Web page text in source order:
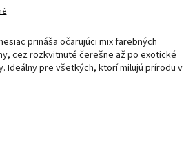
prináša očarujúci mix farebných
cez rozkvitnuté čerešne až po exotické
Ideálny pre všetkých, ktorí milujú prírodu v